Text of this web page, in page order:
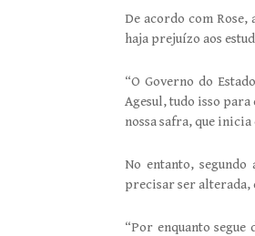
De acordo com
haja prejuízo aos
“O Governo do
Agesul, tudo isso
nossa safra, que
No entanto,
precisar ser alterada,
“Por enquanto